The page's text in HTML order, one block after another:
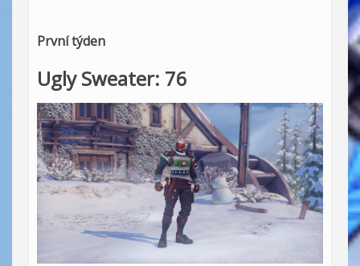
První týden
Ugly Sweater: 76